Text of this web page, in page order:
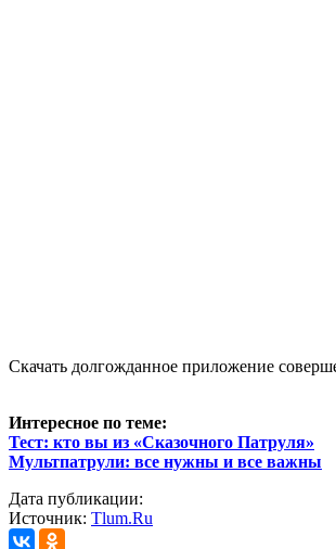
Скачать долгожданное приложение
Интересное по теме:
Тест: кто вы из «Сказочного Патруля»
Мультпатрули: все нужны и все важны
Дата публикации:
Источник: Tlum.Ru